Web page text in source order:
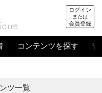
ログイン
または
会員登録
コンテンツを探す 音
ツ一覧